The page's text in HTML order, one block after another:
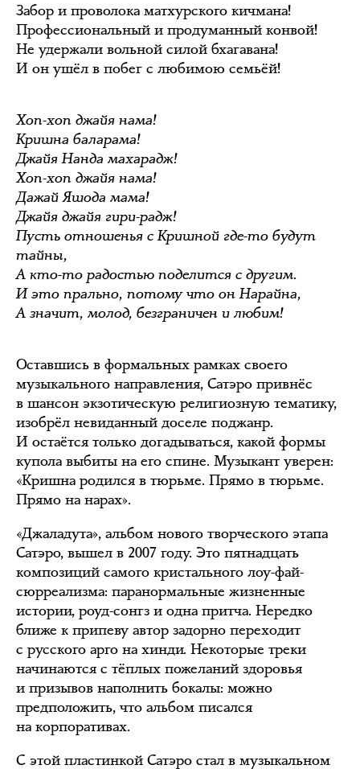
Забор и проволока матхурского кичмана!
Профессиональный и продуманный конвой!
Не удержали вольной силой бхагавана!
И он ушёл в побег с любимою семьёй!
Хоп-хоп джайя нама!
Кришна баларама!
Джайя Нанда махарадж!
Хоп-хоп джайя нама!
Дажай Яшода мама!
Джайя джайя гири-радж!
Пусть отношенья с Кришной где-то будут
тайны,
А кто-то радостью поделится с другим.
И это прально, потому что он Нарайна,
А значит, молод, безграничен и любим!
Оставшись в формальных рамках своего
музыкального направления, Сатэро привнёс
в шансон экзотическую религиозную тематику,
изобрёл невиданный доселе поджанр.
И остаётся только догадываться, какой формы
купола выбиты на его спине. Музыкант уверен:
«Кришна родился в тюрьме. Прямо в тюрьме.
Прямо на нарах».
«Джаладута», альбом нового творческого этапа
Сатэро, вышел в 2007 году. Это пятнадцать
композиций самого кристального лоу-фай-
сюрреализма: паранормальные жизненные
истории, роуд-сонгз и одна притча. Нередко
ближе к припеву автор задорно переходит
с русского арго на хинди. Некоторые треки
начинаются с тёплых пожеланий здоровья
и призывов наполнить бокалы: можно
предположить, что альбом писался
на корпоративах.
С этой пластинкой Сатэро стал в музыкальном